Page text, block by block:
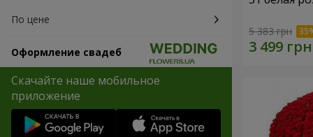
По цене
Оформление свадеб
Скачайте наше мобильное
приложение
5 383 грн